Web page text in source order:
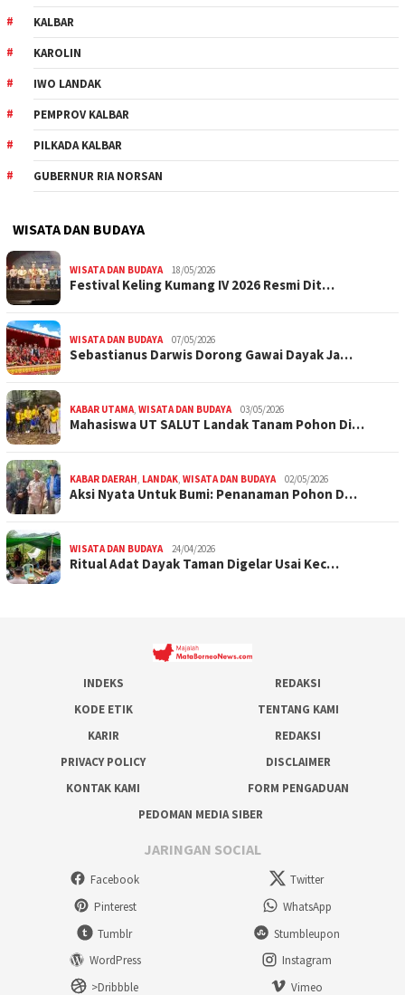
KALBAR
KAROLIN
IWO LANDAK
PEMPROV KALBAR
PILKADA KALBAR
GUBERNUR RIA NORSAN
WISATA DAN BUDAYA
WISATA DAN BUDAYA 18/05/2026
Festival Keling Kumang IV 2026 Resmi Dit…
WISATA DAN BUDAYA 07/05/2026
Sebastianus Darwis Dorong Gawai Dayak Ja…
KABAR UTAMA, WISATA DAN BUDAYA 03/05/2026
Mahasiswa UT SALUT Landak Tanam Pohon Di…
KABAR DAERAH, LANDAK, WISATA DAN BUDAYA 02/05/2026
Aksi Nyata Untuk Bumi: Penanaman Pohon D…
WISATA DAN BUDAYA 24/04/2026
Ritual Adat Dayak Taman Digelar Usai Kec…
INDEKS
REDAKSI
KODE ETIK
TENTANG KAMI
KARIR
REDAKSI
PRIVACY POLICY
DISCLAIMER
KONTAK KAMI
FORM PENGADUAN
PEDOMAN MEDIA SIBER
JARINGAN SOCIAL
Facebook
Twitter
Pinterest
WhatsApp
Tumblr
Stumbleupon
WordPress
Instagram
>Dribbble
Vimeo